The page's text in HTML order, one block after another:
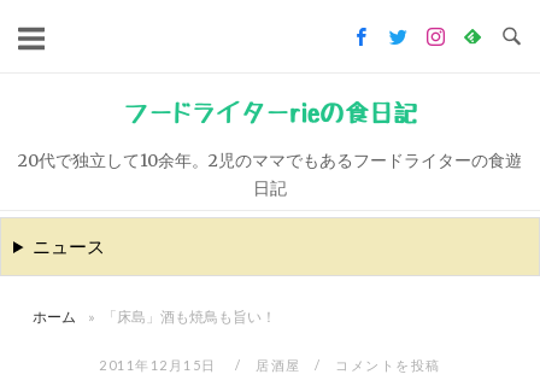
キ
ッ
フードライターrieの食日記
20代で独立して10余年。2児のママでもあるフードライターの食遊
日記
ニュース
ホーム » 「床島」酒も焼鳥も旨い！
2011年12月15日 居酒屋 コメントを投稿